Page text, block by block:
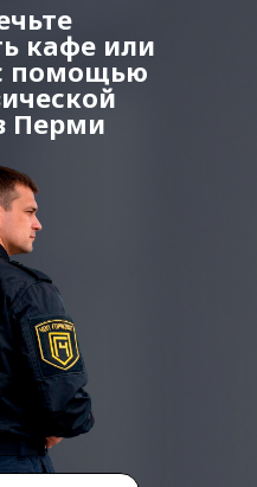
кафе или
помощью
Перми